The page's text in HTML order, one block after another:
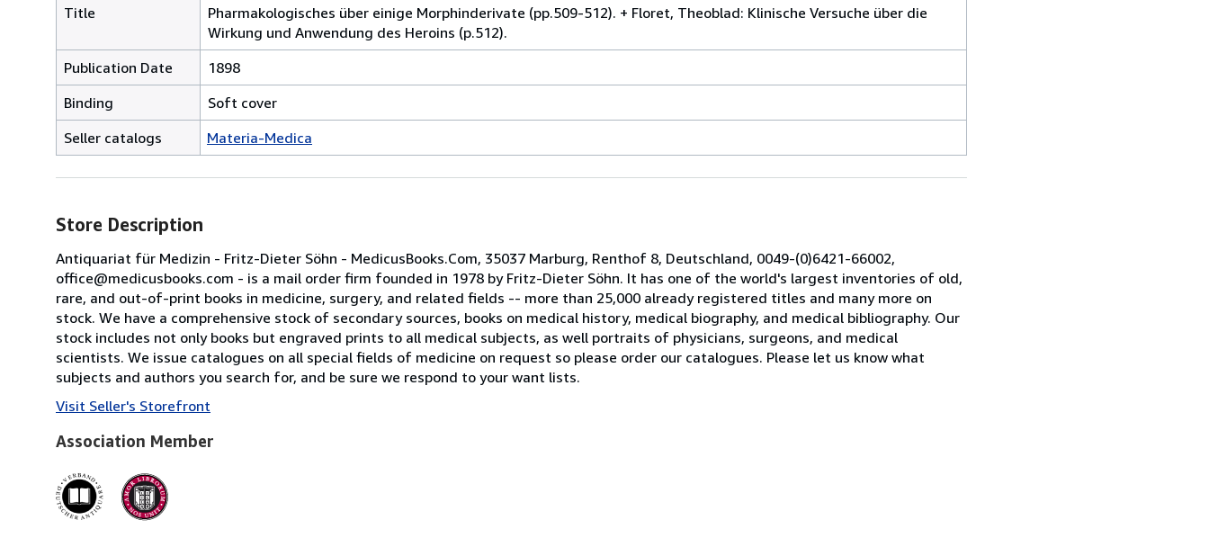
Title
Pharmakologisches über einige Morphinderivate (pp.509-512). + Floret, Theoblad: Klinische Versuche über die
Wirkung und Anwendung des Heroins (p.512).
Publication Date
1898
Binding
Soft cover
Seller catalogs
Materia-Medica
Store Description
Antiquariat für Medizin - Fritz-Dieter Söhn - MedicusBooks.Com, 35037 Marburg, Renthof 8, Deutschland, 0049-(0)6421-66002,
office@medicusbooks.com - is a mail order firm founded in 1978 by Fritz-Dieter Söhn. It has one of the world's largest inventories of old,
rare, and out-of-print books in medicine, surgery, and related fields -- more than 25,000 already registered titles and many more on
stock. We have a comprehensive stock of secondary sources, books on medical history, medical biography, and medical bibliography. Our
stock includes not only books but engraved prints to all medical subjects, as well portraits of physicians, surgeons, and medical
scientists. We issue catalogues on all special fields of medicine on request so please order our catalogues. Please let us know what
subjects and authors you search for, and be sure we respond to your want lists.
Visit Seller's Storefront
Association Member